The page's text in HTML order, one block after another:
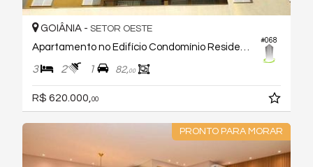
#068
GOIÂNIA - SETOR OESTE
Apartamento no Edifício Condomínio Residencial Visage D'or
3 2 1 82,00
R$ 620.000, 00
PRONTO PARA MORAR